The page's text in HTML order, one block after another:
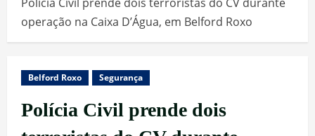
operação na Caixa D’Água, em Belford Roxo
Belford Roxo Segurança
Polícia Civil prende dois